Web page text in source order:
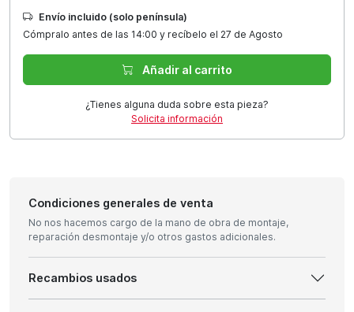
Envío incluido (solo península)
Cómpralo antes de las 14:00 y recíbelo el 27 de Agosto
Añadir al carrito
¿Tienes alguna duda sobre esta pieza?
Solicita información
Condiciones generales de venta
No nos hacemos cargo de la mano de obra de montaje,
reparación desmontaje y/o otros gastos adicionales.
Recambios usados